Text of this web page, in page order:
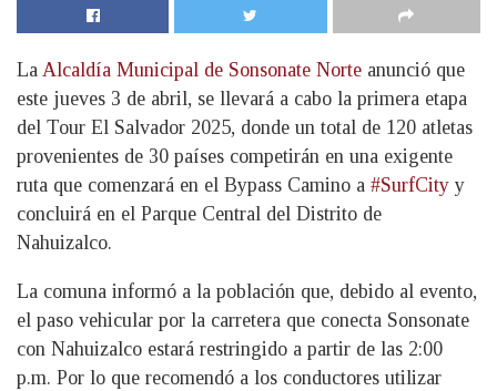
La Alcaldía Municipal de Sonsonate Norte anunció que
este jueves 3 de abril, se llevará a cabo la primera etapa
del Tour El Salvador 2025, donde un total de 120 atletas
provenientes de 30 países competirán en una exigente
ruta que comenzará en el Bypass Camino a #SurfCity y
concluirá en el Parque Central del Distrito de
Nahuizalco.
La comuna informó a la población que, debido al evento,
el paso vehicular por la carretera que conecta Sonsonate
con Nahuizalco estará restringido a partir de las 2:00
p.m. Por lo que recomendó a los conductores utilizar